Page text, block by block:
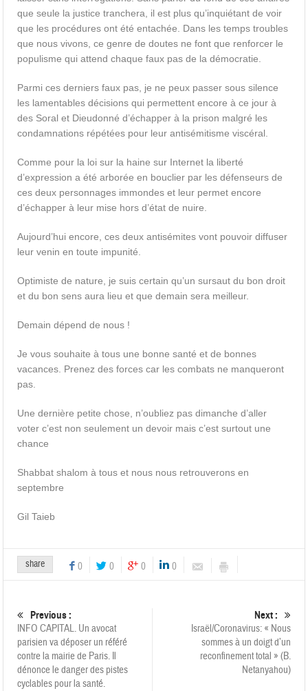
que seule la justice tranchera, il est plus qu’inquiétant de voir
que les procédures ont été entachée. Dans les temps troubles
que nous vivons, ce genre de doutes ne font que renforcer le
populisme qui attend chaque faux pas de la démocratie.
Parmi ces derniers faux pas, je ne peux passer sous silence
les lamentables décisions qui permettent encore à ce jour à
des Soral et Dieudonné d’échapper à la prison malgré les
condamnations répétées pour leur antisémitisme viscéral.
Comme pour la loi sur la haine sur Internet la liberté
d’expression a été arborée en bouclier par les défenseurs de
ces deux personnages immondes et leur permet encore
d’échapper à leur mise hors d’état de nuire.
Aujourd’hui encore, ces deux antisémites vont pouvoir diffuser
leur venin en toute impunité.
Optimiste de nature, je suis certain qu’un sursaut du bon droit
et du bon sens aura lieu et que demain sera meilleur.
Demain dépend de nous !
Je vous souhaite à tous une bonne santé et de bonnes
vacances. Prenez des forces car les combats ne manqueront
pas.
Une dernière petite chose, n’oubliez pas dimanche d’aller
voter c’est non seulement un devoir mais c’est surtout une
chance
Shabbat shalom à tous et nous nous retrouverons en
septembre
Gil Taieb
share 0 0 0 0
Previous :
INFO CAPITAL. Un avocat
parisien va déposer un référé
contre la mairie de Paris. Il
dénonce le danger des pistes
cyclables pour la santé.
Next :
Israël/Coronavirus: « Nous
sommes à un doigt d’un
reconfinement total » (B.
Netanyahou)